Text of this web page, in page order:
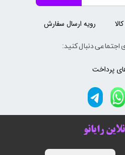
رایانو
اجتماعی دنبال کنید:
رویه ارسال سفارش
پرداخت